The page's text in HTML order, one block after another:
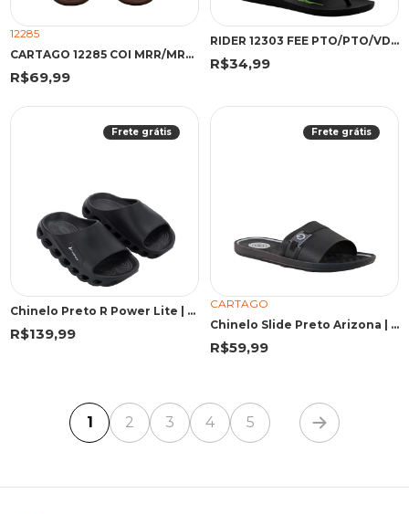
12285
CARTAGO 12285 COI MRR/MRR 43 MOF 12285 MARROM/MARROM
R$69,99
RIDER 12303 FEE PTO/PTO/VDE 43 PKV 12303 PRETO/PRETO/VERDE
R$34,99
Frete grátis
Chinelo Preto R Power Lite | Rider
R$139,99
Frete grátis
CARTAGO
Chinelo Slide Preto Arizona | Cartago
R$59,99
1 2 3 4 5